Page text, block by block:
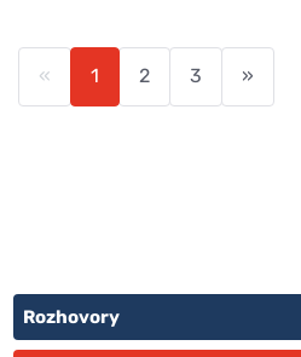
« 1 2 3 »
Rozhovory